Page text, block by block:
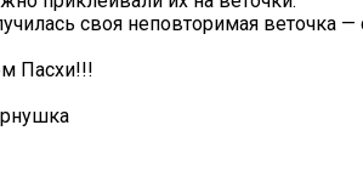
своя неповторимая веточка
Пасхи!!!